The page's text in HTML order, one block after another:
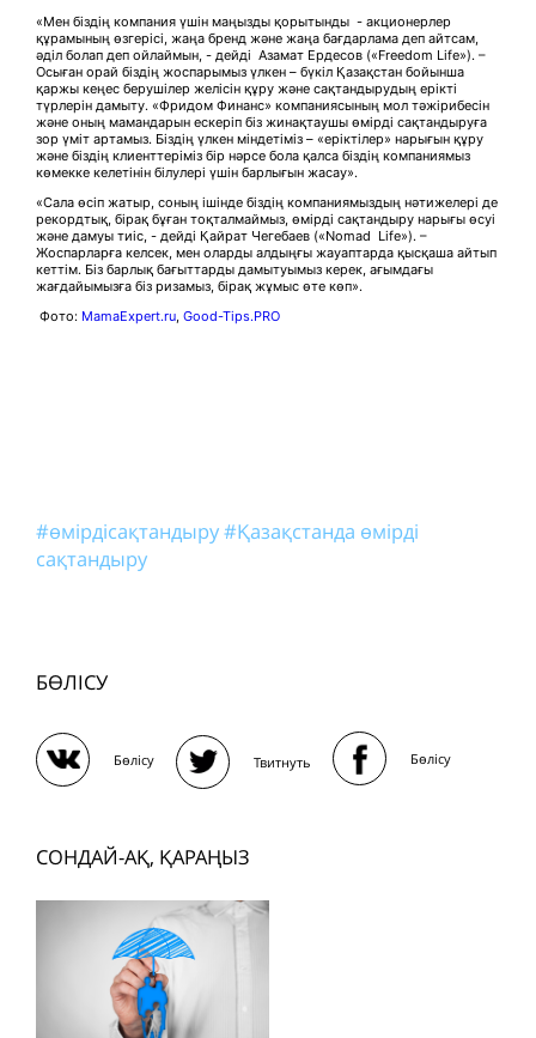
«Мен біздің компания үшін маңызды қорытынды - акционерлер
құрамының өзгерісі, жаңа бренд және жаңа бағдарлама деп айтсам,
әділ болап деп ойлаймын, - дейді Азамат Ердесов («Freedom Life»). –
Осыған орай біздің жоспарымыз үлкен – бүкіл Қазақстан бойынша
қаржы кеңес берушілер желісін құру және сақтандырудың ерікті
түрлерін дамыту. «Фридом Финанс» компаниясының мол тәжірибесін
және оның мамандарын ескеріп біз жинақтаушы өмірді сақтандыруға
зор үміт артамыз. Біздің үлкен міндетіміз – «еріктілер» нарығын құру
және біздің клиенттеріміз бір нәрсе бола қалса біздің компаниямыз
көмекке келетінін білулері үшін барлығын жасау».
«Сала өсіп жатыр, соның ішінде біздің компаниямыздың нәтижелері де
рекордтық, бірақ бұған тоқталмаймыз, өмірді сақтандыру нарығы өсуі
және дамуы тиіс, - дейді Қайрат Чегебаев («Nomad Life»). –
Жоспарларға келсек, мен оларды алдыңғы жауаптарда қысқаша айтып
кеттім. Біз барлық бағыттарды дамытуымыз керек, ағымдағы
жағдайымызға біз ризамыз, бірақ жұмыс өте көп».
Фото: MamaExpert.ru, Good-Tips.PRO
#өмірдісақтандыру#Қазақстанда өмірді
сақтандыру
БӨЛІСУ
Бөлісу Твитнуть Бөлісу
СОНДАЙ-АҚ, ҚАРАҢЫЗ